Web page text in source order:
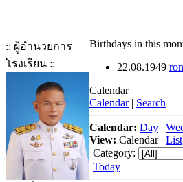
:: ผู้อำนวยการ
โรงเรียน ::
Birthdays in this
22.08.1949
Calendar
Calendar | Search
Calendar: Day |
View: Calendar| List
Category:
Today